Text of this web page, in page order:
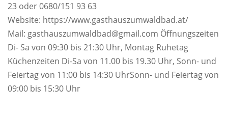
23 oder 0680/151 93 63​
Website: https://www.gasthauszumwaldbad.at/
Mail: gasthauszumwaldbad@gmail.com ​Öffnungszeiten
Di- Sa von 09:30 bis 21:30 Uhr, Montag Ruhetag
Küchenzeiten Di-Sa von 11.00 bis 19.30 Uhr, Sonn- und
Feiertag von 11:00 bis 14:30 UhrSonn- und Feiertag von
09:00 bis 15:30 Uhr